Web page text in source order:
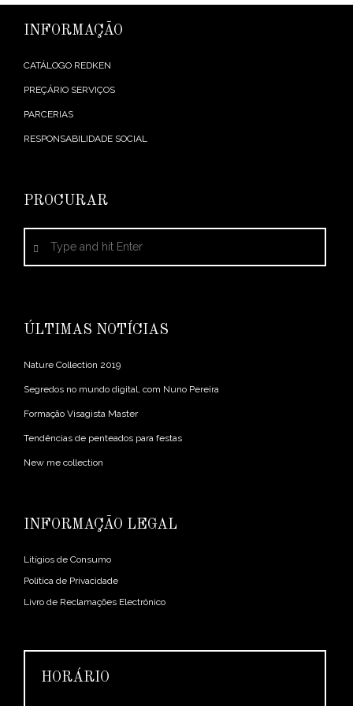
INFORMAÇÃO
CATÁLOGO REDKEN
PREÇÁRIO SERVIÇOS
PARCERIAS
RESPONSABILIDADE SOCIAL
PROCURAR
ÚLTIMAS NOTÍCIAS
Nature Collection 2019
Segredos no mundo digital, com Nuno Pereira
Formação Visagista Master
Tendências de penteados para festas
New me collection
INFORMAÇÃO LEGAL
Litígios de Consumo
Política de Privacidade
Livro de Reclamações Electrônico
HORÁRIO